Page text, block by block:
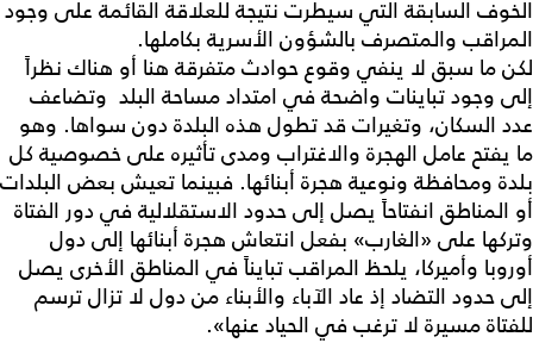
الخوف السابقة التي سيطرت نتيجة للعلاقة القائمة على وجود
المراقب والمتصرف بالشؤون الأسرية بكاملها.
لكن ما سبق لا ينفي وقوع حوادث متفرقة هنا أو هناك نظراً
إلى وجود تباينات واضحة في امتداد مساحة البلد وتضاعف
عدد السكان، وتغيرات قد تطول هذه البلدة دون سواها. وهو
ما يفتح عامل الهجرة والاغتراب ومدى تأثيره على خصوصية كل
بلدة ومحافظة ونوعية هجرة أبنائها. فبينما تعيش بعض البلدات
أو المناطق انفتاحاً يصل إلى حدود الاستقلالية في دور الفتاة
وتركها على «الغارب» بفعل انتعاش هجرة أبنائها إلى دول
أوروبا وأميركا، يلحظ المراقب تبايناً في المناطق الأخرى يصل
إلى حدود التضاد إذ عاد الآباء والأبناء من دول لا تزال ترسم
للفتاة مسيرة لا ترغب في الحياد عنها».